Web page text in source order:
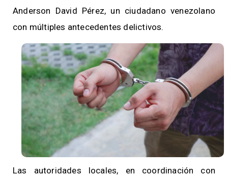
Anderson David Pérez, un ciudadano venezolano
con múltiples antecedentes delictivos.
Las autoridades locales, en coordinación con